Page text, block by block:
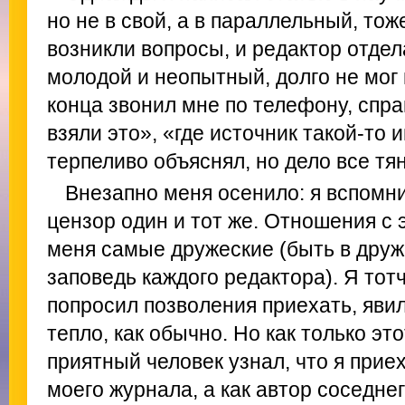
но не в свой, а в параллельный,
возникли вопросы, и редактор
молодой и неопытный, долго не
конца звонил мне по телефону,
взяли это», «где источник такой-
терпеливо объяснял, но дело все
Внезапно меня осенило: я
цензор один и тот же. Отношения с
меня самые дружеские (быть в
заповедь каждого редактора). Я
попросил позволения приехать,
тепло, как обычно. Но как только
приятный человек узнал, что я
моего журнала, а как автор